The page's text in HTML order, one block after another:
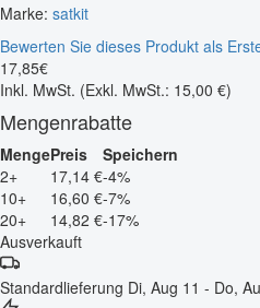
Marke: satkit
Bewerten Sie dieses Produkt als
17,85€
Inkl. MwSt. (Exkl. MwSt.: 15,00 €)
Mengenrabatte
MengePreis
Speichern
2+
17,14 €-4%
10+
16,60 €-7%
20+
14,82 €-17%
Ausverkauft
Standardlieferung Di, Aug 11 - Do,